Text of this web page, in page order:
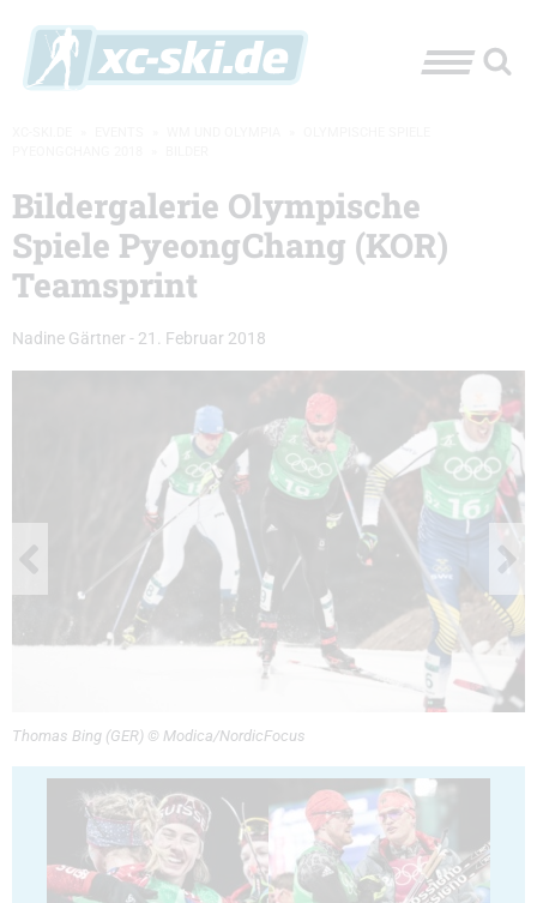
Bildergalerie Olympische
Spiele PyeongChang (KOR)
Teamsprint
Nadine Gärtner - 21. Februar 2018
Thomas Bing (GER) © Modica/NordicFocus